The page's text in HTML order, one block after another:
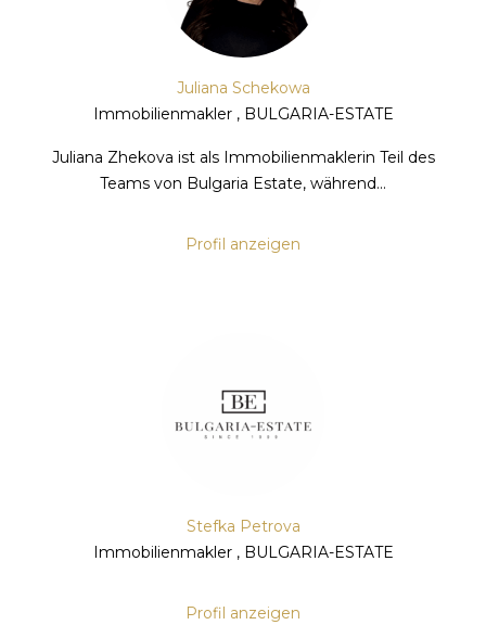
Juliana Schekowa
Immobilienmakler , BULGARIA-ESTATE
Juliana Zhekova ist als Immobilienmaklerin Teil des
Teams von Bulgaria Estate, während...
Profil anzeigen
Stefka Petrova
Immobilienmakler , BULGARIA-ESTATE
Profil anzeigen